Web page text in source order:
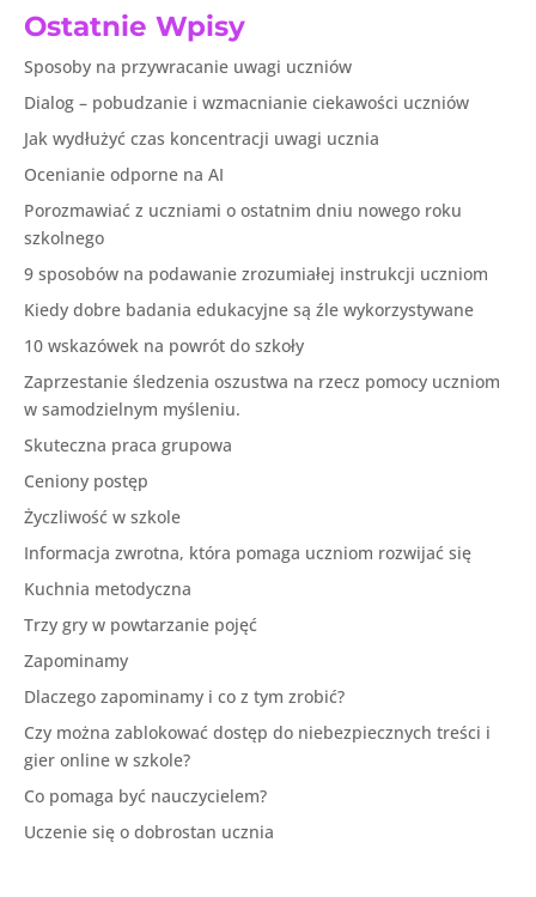
Ostatnie Wpisy
Sposoby na przywracanie uwagi uczniów
Dialog – pobudzanie i wzmacnianie ciekawości uczniów
Jak wydłużyć czas koncentracji uwagi ucznia
Ocenianie odporne na AI
Porozmawiać z uczniami o ostatnim dniu nowego roku
szkolnego
9 sposobów na podawanie zrozumiałej instrukcji uczniom
Kiedy dobre badania edukacyjne są źle wykorzystywane
10 wskazówek na powrót do szkoły
Zaprzestanie śledzenia oszustwa na rzecz pomocy uczniom
w samodzielnym myśleniu.
Skuteczna praca grupowa
Ceniony postęp
Życzliwość w szkole
Informacja zwrotna, która pomaga uczniom rozwijać się
Kuchnia metodyczna
Trzy gry w powtarzanie pojęć
Zapominamy
Dlaczego zapominamy i co z tym zrobić?
Czy można zablokować dostęp do niebezpiecznych treści i
gier online w szkole?
Co pomaga być nauczycielem?
Uczenie się o dobrostan ucznia